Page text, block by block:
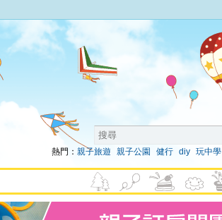
熱門： 親子旅遊 親子公園 健行 diy 玩中學